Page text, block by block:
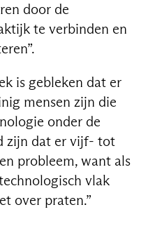
door de
te verbinden en
is gebleken dat er
mensen zijn die
onder de
zijn dat er vijf- tot
probleem, want als
vlak
over praten.”